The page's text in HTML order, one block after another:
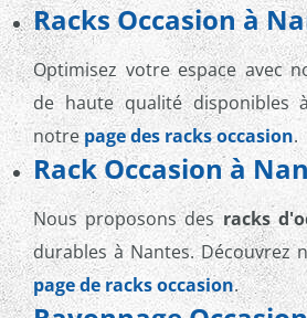
Racks Occasion à
Optimisez votre espace avec
de haute qualité disponibles
notrepage des racks occasion.
Rack Occasion à
Nous proposons desracks
durables à Nantes.
page de racks occasion.